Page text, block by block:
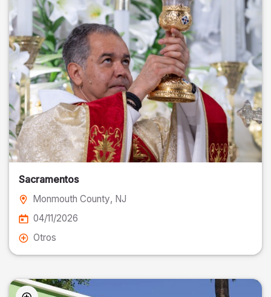
Sacramentos
Monmouth County, NJ
04/11/2026
Otros